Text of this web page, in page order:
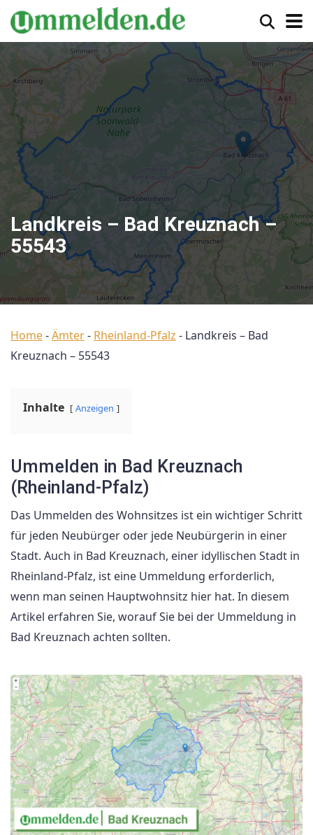
Landkreis – Bad Kreuznach –
55543
Home-Ämter- Rheinland-Pfalz - Landkreis – Bad
Kreuznach – 55543
Inhalte Anzeigen
Ummelden in Bad Kreuznach
(Rheinland-Pfalz)
Das Ummelden des Wohnsitzes ist ein wichtiger Schritt
für jeden Neubürger oder jede Neubürgerin in einer
Stadt. Auch in Bad Kreuznach, einer idyllischen Stadt in
Rheinland-Pfalz, ist eine Ummeldung erforderlich,
wenn man seinen Hauptwohnsitz hier hat. In diesem
Artikel erfahren Sie, worauf Sie bei der Ummeldung in
Bad Kreuznach achten sollten.